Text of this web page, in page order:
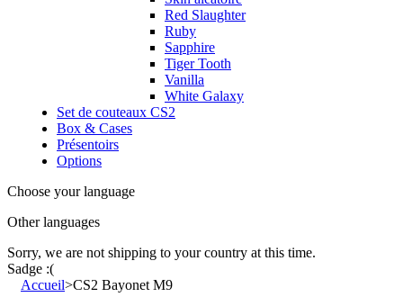
Red Slaughter
Ruby
Sapphire
Tiger Tooth
Vanilla
White Galaxy
Set de couteaux CS2
Box & Cases
Présentoirs
Options
Choose your language
Other languages
Sorry, we are not shipping to your country at this time.
Sadge :(
Accueil>CS2 Bayonet M9